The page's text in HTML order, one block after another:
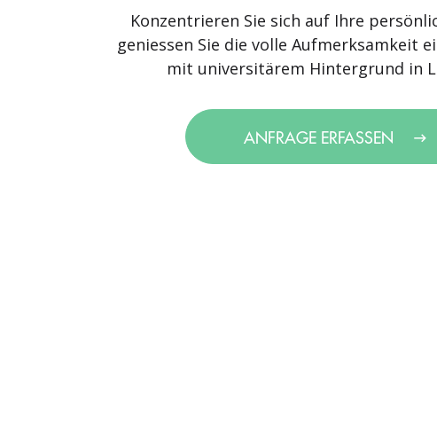
Konzentrieren Sie sich auf Ihre
geniessen Sie die volle Aufmerksamkeit
mit universitärem Hintergrund in
ANFRAGE ERFASSEN